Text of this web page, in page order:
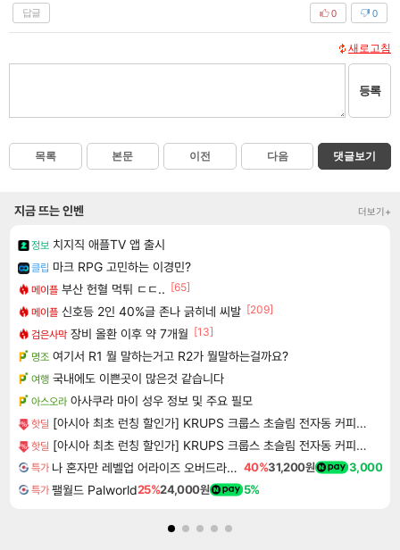
답글 0
0
새로고침
등록
목록 본문 이전 다음 댓글보기
지금 뜨는 인벤 더보기+
정보 치지직 애플TV 앱 출시
클립 마크 RPG 고민하는 이경민?
메이플 부산 헌혈 먹튀 ㄷㄷ.. [65]
메이플 신호등 2인 40%글 존나 긁히네 씨발 [209]
검은사막 장비 올환 이후 약 7개월 [13]
명조 여기서 R1 뭘 말하는거고 R2가 뭘말하는걸까요?
여행 국내에도 이쁜곳이 많은것 같습니다
아스오라 아사쿠라 마이 성우 정보 및 주요 필모
핫딜 [아시아 최초 런칭 할인가] KRUPS 크룹스 초슬림 전자동 커피머신 SA403BK0
핫딜 [아시아 최초 런칭 할인가] KRUPS 크룹스 초슬림 전자동 커피머신 SA4028K0
특가 나 혼자만 레벨업 어라이즈 오버드라이브 디럭스 에디션 Solo Leveling Arise Overdrive Deluxe Edition 40%31,200원 3,000
특가 팰월드 Palworld25%24,000원 5%